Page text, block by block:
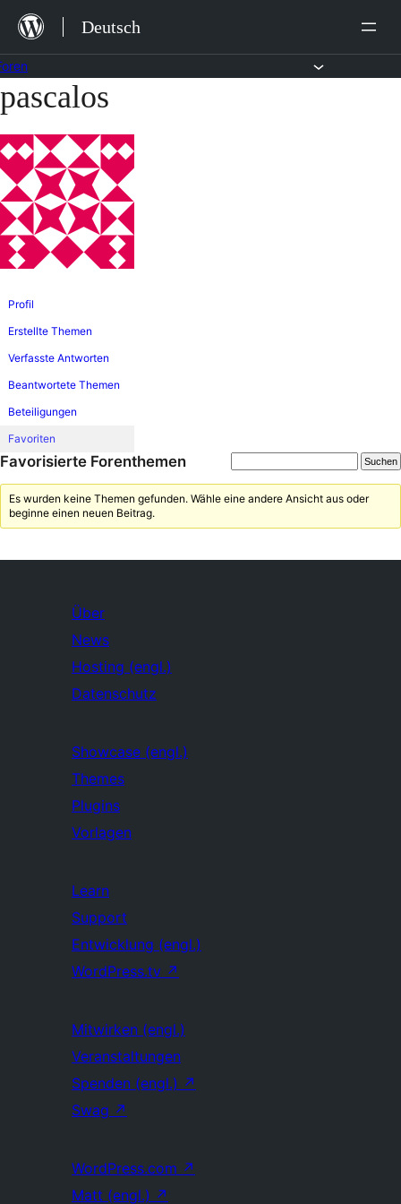
Zum
Inhalt
springen
Deutsch
Zum
Inhalt
springen
pascalos
Profil
Erstellte Themen
Verfasste Antworten
Beantwortete Themen
Beteiligungen
Favoriten
Favorisierte Forenthemen
Es wurden keine Themen gefunden. Wähle eine andere Ansicht aus oder
beginne einen neuen Beitrag.
Über
News
Hosting (engl.)
Datenschutz
Showcase (engl.)
Themes
Plugins
Vorlagen
Learn
Support
Entwicklung (engl.)
WordPress.tv ↗
Mitwirken (engl.)
Veranstaltungen
Spenden (engl.) ↗
Swag ↗
WordPress.com ↗
Matt (engl.) ↗